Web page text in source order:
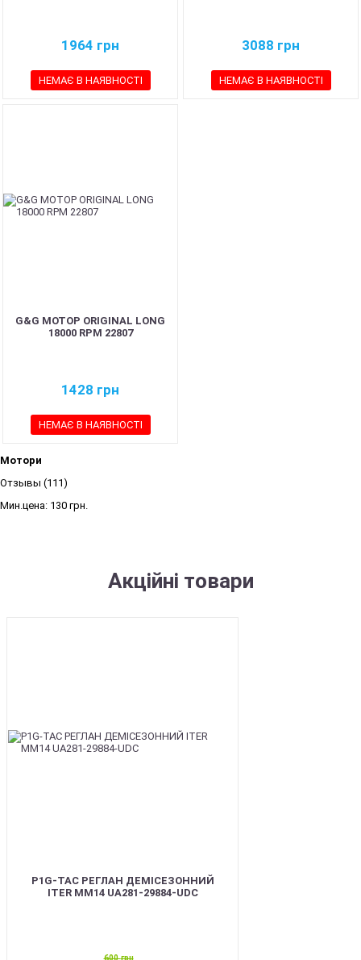
1964 грн
НЕМАЄ В НАЯВНОСТІ
3088 грн
НЕМАЄ В НАЯВНОСТІ
G&G МОТОР ORIGINAL LONG
18000 RPM 22807
1428 грн
НЕМАЄ В НАЯВНОСТІ
Мотори
Отзывы (111)
Мин.цена: 130 грн.
Акційні товари
P1G-TAC РЕГЛАН ДЕМІСЕЗОННИЙ
ITER ММ14 UA281-29884-UDC
600грн